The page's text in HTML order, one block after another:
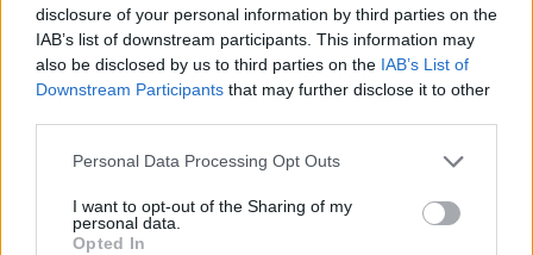
disclosure of your personal information by third parties on the
IAB’s list of downstream participants. This information may
also be disclosed by us to third parties on the IAB’s List of
Downstream Participants that may further disclose it to other
Personal Data Processing Opt Outs
I want to opt-out of the Sharing of my
personal data.
Opted In
MATKAILU
Finnairin lennoista osan lentää
matkustajille tärkeä rajoitus